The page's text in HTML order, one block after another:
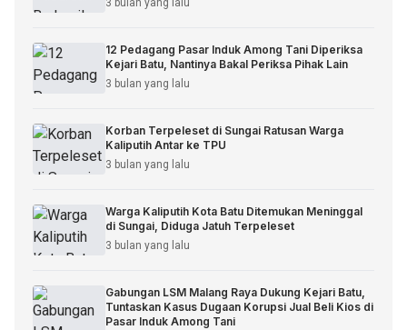
3 bulan yang lalu
12 Pedagang Pasar Induk Among Tani Diperiksa
Kejari Batu, Nantinya Bakal Periksa Pihak Lain
3 bulan yang lalu
Korban Terpeleset di Sungai Ratusan Warga
Kaliputih Antar ke TPU
3 bulan yang lalu
Warga Kaliputih Kota Batu Ditemukan Meninggal
di Sungai, Diduga Jatuh Terpeleset
3 bulan yang lalu
Gabungan LSM Malang Raya Dukung Kejari Batu,
Tuntaskan Kasus Dugaan Korupsi Jual Beli Kios di
Pasar Induk Among Tani